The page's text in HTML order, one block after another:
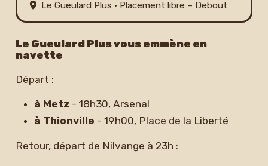
Le Gueulard Plus • Placement libre – Debout
Le Gueulard Plus vous emmène en
navette
Départ :
à Metz - 18h30, Arsenal
à Thionville - 19h00, Place de la Liberté
Retour, départ de Nilvange à 23h :